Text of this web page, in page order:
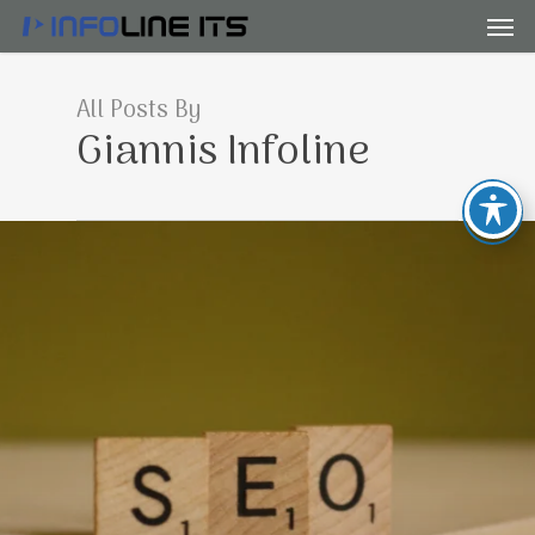
Skip
to
All Posts By
Giannis Infoline